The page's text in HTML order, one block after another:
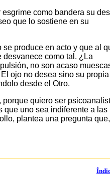
como bandera su
que lo sostiene en su
produce en acto y que al
desvanece como tal. ¿La
no son acaso
ojo no desea sino su propia
desde el Otro.
quiero ser
que uno sea indiferente a las
plantea una pregunta